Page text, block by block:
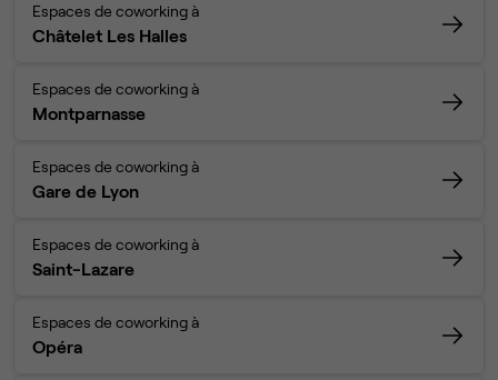
Espaces de coworking à
Châtelet Les Halles
Espaces de coworking à
Montparnasse
Espaces de coworking à
Gare de Lyon
Espaces de coworking à
Saint-Lazare
Espaces de coworking à
Opéra